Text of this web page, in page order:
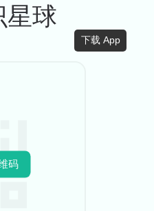
下载 App
星球
码